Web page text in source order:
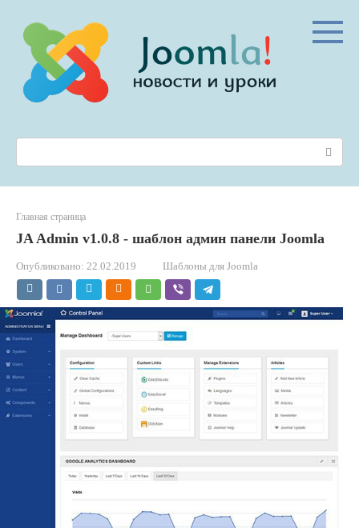
контенту
Главная страница
JA Admin v1.0.8 - шаблон админ панели Joomla
Опубликовано: 22.02.2019 Шаблоны для Joomla